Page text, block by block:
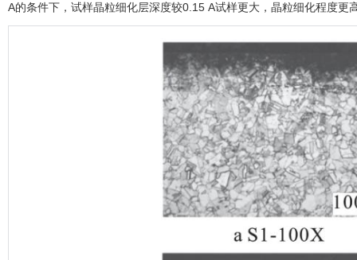
A的条件下，试样晶粒细化层深度较0.15 A试样更大，晶粒细化程度更